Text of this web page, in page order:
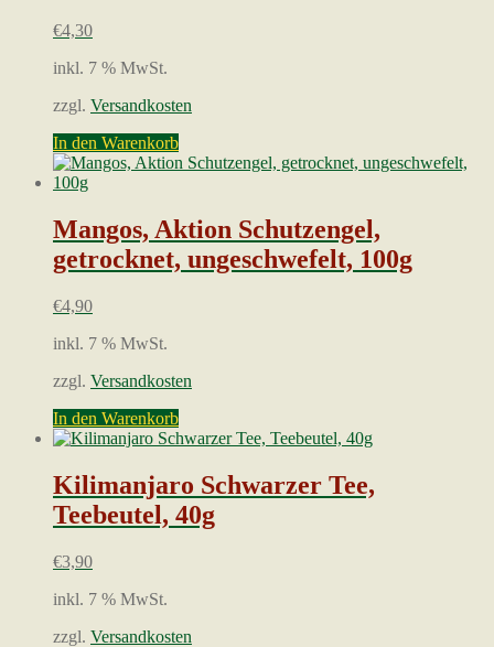
€4,30
inkl. 7 % MwSt.
zzgl. Versandkosten
In den Warenkorb
Mangos, Aktion Schutzengel,
getrocknet, ungeschwefelt, 100g
€4,90
inkl. 7 % MwSt.
zzgl. Versandkosten
In den Warenkorb
Kilimanjaro Schwarzer Tee,
Teebeutel, 40g
€3,90
inkl. 7 % MwSt.
zzgl. Versandkosten